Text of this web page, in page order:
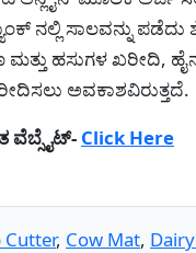
ನಲ್ಲಿ ಸಾಲವನ್ನು ಪಡೆದು
ಹಸುಗಳ ಖರೀದಿ,
ಅವಕಾಶವಿರುತ್ತದೆ.
ವೆಬ್ಸೈಟ್- Click Here
Cutter, Cow Mat,